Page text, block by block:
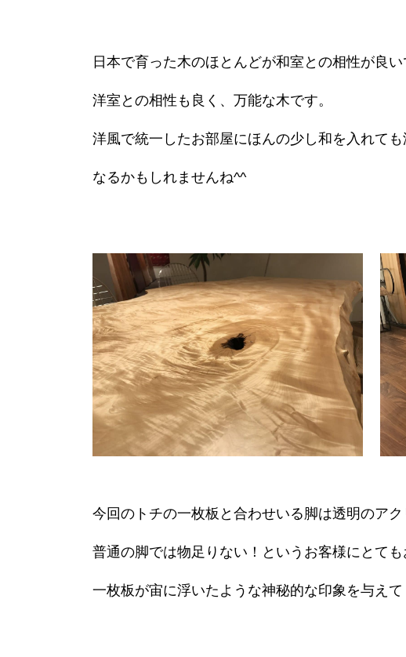
日本で育った木のほとんどが和室との相性が良
洋室との相性も良く、万能な木です。
洋風で統一したお部屋にほんの少し和を入れて
なるかもしれませんね^^
今回のトチの一枚板と合わせいる脚は透明のアク
普通の脚では物足りない！というお客様にとても
一枚板が宙に浮いたような神秘的な印象を与え